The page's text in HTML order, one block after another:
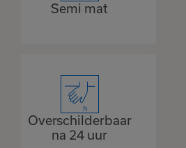
Semi mat
Overschilderbaar
na 24 uur